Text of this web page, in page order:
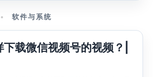
软件与系统
载微信视频号的视频？|